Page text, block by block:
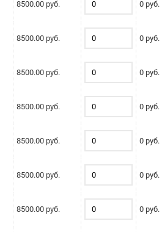
8500.00 руб. 0 руб.
8500.00 руб. 0 руб.
8500.00 руб. 0 руб.
8500.00 руб. 0 руб.
8500.00 руб. 0 руб.
8500.00 руб. 0 руб.
8500.00 руб. 0 руб.